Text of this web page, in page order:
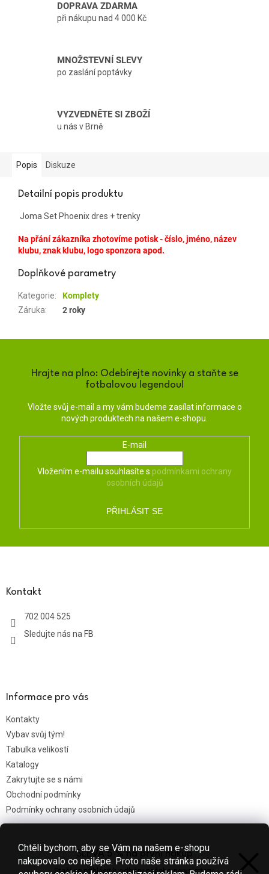
Chtěli bychom, aby se Vám na našem e-shopu
nakupovalo co nejlépe. Proto naše stránka používá
DOPRAVA ZDARMA
při nákupu nad 4 000 Kč
MNOŽSTEVNÍ SLEVY
po zaslání poptávky
VYZVEDNĚTE SI ZBOŽÍ
u nás v Brně
Popis Diskuze
Detailní popis produktu
Joma Set Phoenix dres + trenky
Na přání zákazníka zhotovíme potisk - číslo, jméno, název
klubu, znak klubu, logo sponzora apod.
Doplňkové parametry
Kategorie:
Komplety
Záruka: 2 roky
Hrajte na plno: Odebírejte novinky a staňte se
fotbalovou legendou!
Vložte svůj e-mail a my vám budeme zasílat informace o
nových produktech na našem e-shopu.
E-mail
Vložením e-mailu souhlasíte s podmínkami ochrany
osobních údajů
PŘIHLÁSIT SE
Kontakt
702 004 525
Sledujte nás na FB
Informace pro vás
Kontakty
Vybav svůj tým!
Tabulka velikostí
Katalogy
Zakrytujte se s námi
Obchodní podmínky
Podmínky ochrany osobních údajů
Nákupní košík SLEVA 5 % na první nákup
Stačí se přihlásit k odběru našeho newsletteru.